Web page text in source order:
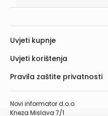
Novi informator d.o.o.
Kneza Mislava 7/1
Uvjeti kupnje
Uvjeti korištenja
Pravila zaštite privatnosti